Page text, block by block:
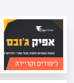
לימודים וקריירה